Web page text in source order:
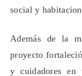
social y
Además de la
proyecto
y cuidadores en